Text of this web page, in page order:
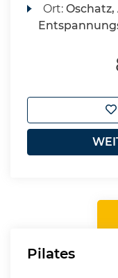
Ort:Oschatz,
Pilates